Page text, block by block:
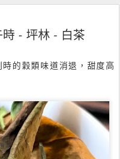
- 坪林 - 白茶
的穀類味道消退，甜度高